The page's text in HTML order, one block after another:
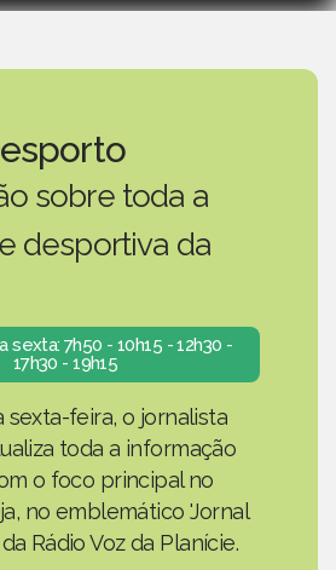
sobre toda a
desportiva da
sexta: 7h50 - 10h15 - 12h30 -
17h30 - 19h15
sexta-feira, o jornalista
toda a informação
o foco principal no
no emblemático 'Jornal
Rádio Voz da Planície.